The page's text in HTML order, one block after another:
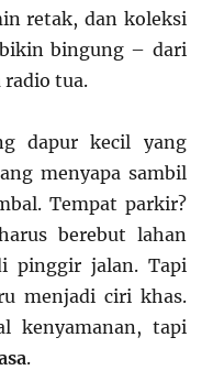
retak, dan koleksi
bingung – dari
radio tua.
dapur kecil yang
menyapa sambil
Tempat parkir?
berebut lahan
pinggir jalan. Tapi
menjadi ciri khas.
kenyamanan, tapi
.